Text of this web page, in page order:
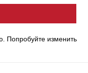
Попробуйте изменить